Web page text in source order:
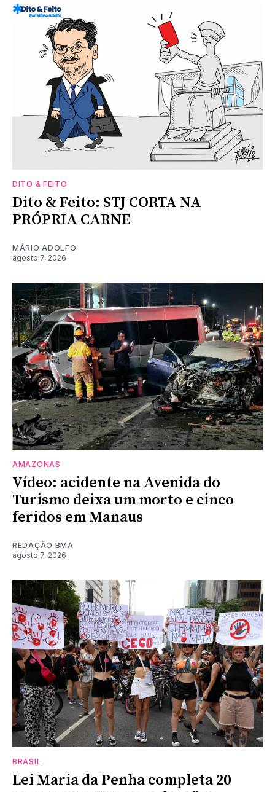
DITO & FEITO
Dito & Feito: STJ CORTA NA
PRÓPRIA CARNE
MÁRIO ADOLFO
agosto 7, 2026
AMAZONAS
Vídeo: acidente na Avenida do
Turismo deixa um morto e cinco
feridos em Manaus
REDAÇÃO BMA
agosto 7, 2026
BRASIL
Lei Maria da Penha completa 20